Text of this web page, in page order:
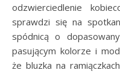
odzwierciedlenie
sprawdzi się na
spódnicą o
pasującym kolorze i
że bluzka na